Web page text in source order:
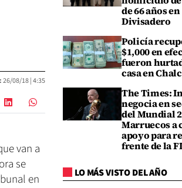
26/08/18 |4:35
van a
se
en
de 66 años
Divisadero
Policía
$1,000 en
fueron
casa en
The Times:
negocia en
del Mundial
Marruecos a
apoyo para
frente de la
LO MÁS VISTO DEL AÑO